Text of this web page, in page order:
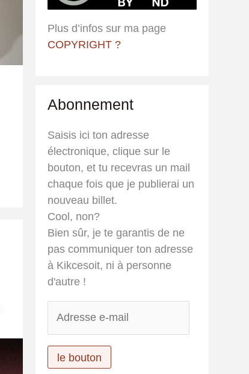
Plus d’infos sur ma page
COPYRIGHT ?
Abonnement
Saisis ici ton adresse
électronique, clique sur le
bouton, et tu recevras un mail
chaque fois que je publierai un
nouveau billet.
Cool, non?
Bien sûr, je te garantis de ne
pas communiquer ton adresse
à Kikcesoit, ni à personne
d'autre !
le bouton